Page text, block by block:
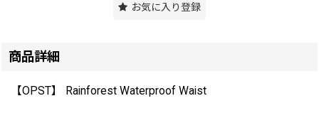
お気に入り登録
商品詳細
【OPST】 Rainforest Waterproof Waist